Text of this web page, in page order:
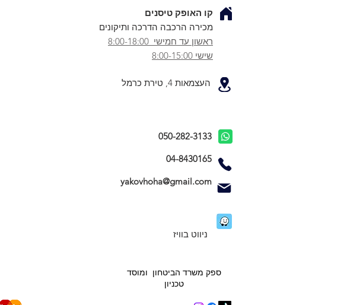
קו האופק טיסנים
מכירה הרכבה הדרכה ותיקונים
ראשון עד חמישי 8:00-18:00
שישי 8:00-15:00
העצמאות 4, טירת כרמל
050-282-3133
04-8430165
yakovhoha@gmail.com
ניווט בוויז
ספק משרד הביטחון ומוסד
טכניון